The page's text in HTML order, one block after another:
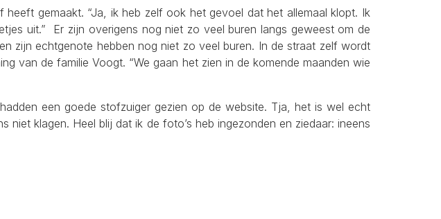
gemaakt. “Ja, ik heb zelf ook het gevoel dat het allemaal klopt. Ik
uit.” Er zijn overigens nog niet zo veel buren langs geweest om de
zijn echtgenote hebben nog niet zo veel buren. In de straat zelf wordt
van de familie Voogt. “We gaan het zien in de komende maanden wie
een goede stofzuiger gezien op de website. Tja, het is wel echt
klagen. Heel blij dat ik de foto’s heb ingezonden en ziedaar: ineens